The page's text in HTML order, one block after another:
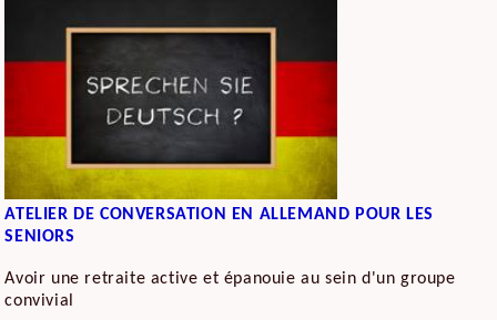
ATELIER DE CONVERSATION EN ALLEMAND POUR LES
SENIORS
Avoir une retraite active et épanouie au sein d'un groupe
convivial